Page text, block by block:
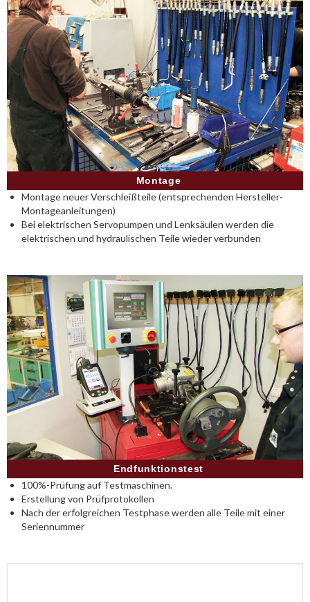
Montage
Montage neuer Verschleißteile (entsprechenden Hersteller-
Montageanleitungen)
Bei elektrischen Servopumpen und Lenksäulen werden die
elektrischen und hydraulischen Teile wieder verbunden
Endfunktionstest
100%-Prüfung auf Testmaschinen.
Erstellung von Prüfprotokollen
Nach der erfolgreichen Testphase werden alle Teile mit einer
Seriennummer